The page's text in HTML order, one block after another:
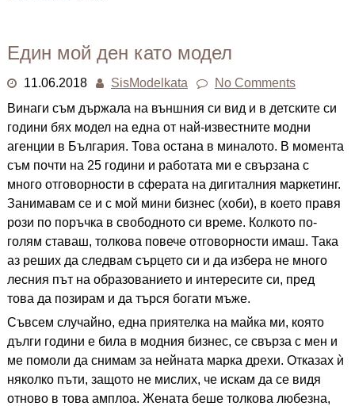
Един мой ден като модел
11.06.2018 SisModelkata
No Comments
Винаги съм държала на външния си вид и в детските си
години бях модел на една от най-известните модни
агенции в България. Това остана в миналото. В момента
съм почти на 25 години и работата ми е свързана с
много отговорности в сферата на дигиталния маркетинг.
Занимавам се и с мой мини бизнес (хоби), в което правя
рози по поръчка в свободното си време. Колкото по-
голям ставаш, толкова повече отговорности имаш. Така
аз реших да следвам сърцето си и да избера не много
лесния път на образованието и интересите си, пред
това да позирам и да търся богати мъже.
Съвсем случайно, една приятелка на майка ми, която
дълги години е била в модния бизнес, се свърза с мен и
ме помоли да снимам за нейната марка дрехи. Отказах ѝ
няколко пъти, защото не мислих, че искам да се видя
отново в това амплоа. Жената беше толкова любезна,